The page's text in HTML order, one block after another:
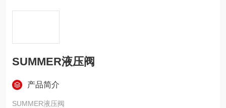
SUMMER液压阀
产品简介
SUMMER液压阀